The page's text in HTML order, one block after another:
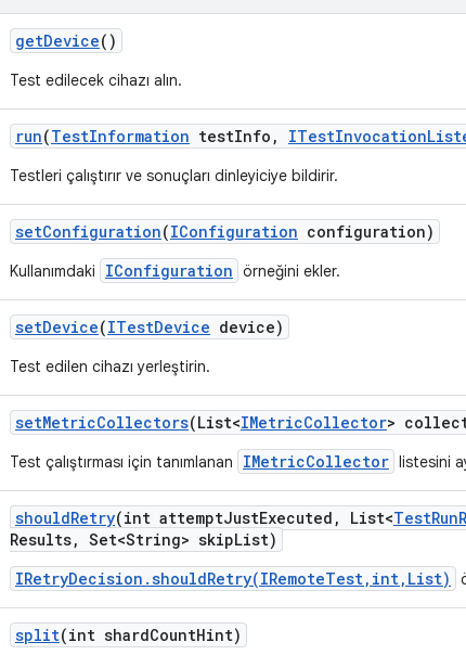
getDevice()
Test edilecek cihazı alın.
run(TestInformation testInfo , ITestInvocation
Testleri çalıştırır ve sonuçları dinleyiciye bildirir.
setConfiguration(IConfiguration configuration)
Kullanımdaki IConfiguration örneğini ekler.
setDevice(ITestDevice device)
Test edilen cihazı yerleştirin.
setMetricCollectors(List<IMetricCollector>
Test çalıştırması için tanımlanan IMetricCollector listesini
shouldRetry(int attemptJustExecuted , List<TestRun
Results, Set<String> skipList)
IRetryDecision.shouldRetry(IRemoteTest,int,List)
split(int shardCountHint)